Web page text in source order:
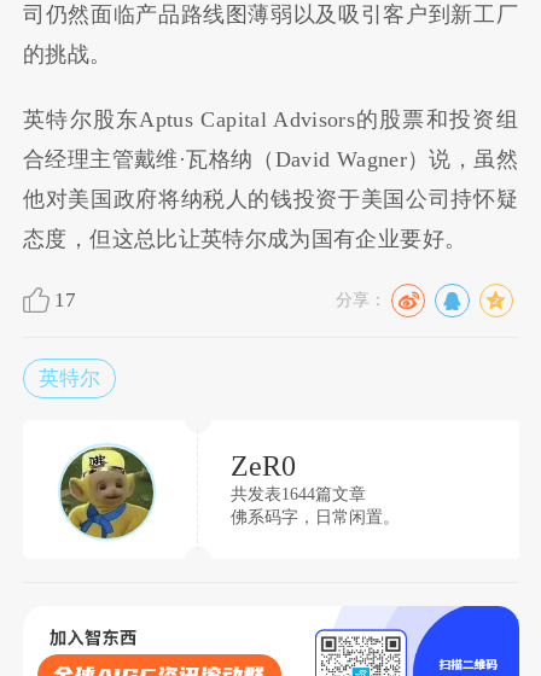
司仍然面临产品路线图薄弱以及吸引客户到新工厂
的挑战。
英特尔股东Aptus Capital Advisors的股票和投资组
合经理主管戴维·瓦格纳（David Wagner）说，虽然
他对美国政府将纳税人的钱投资于美国公司持怀疑
态度，但这总比让英特尔成为国有企业要好。
17 分享：
英特尔
ZeR0
共发表1644篇文章
佛系码字，日常闲置。